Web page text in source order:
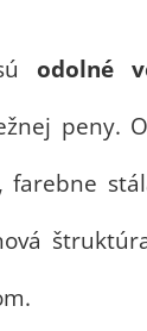
odolné
peny.